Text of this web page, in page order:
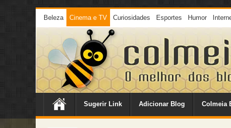
Beleza Cinema e TV Curiosidades Esportes Humor
Sugerir Link Adicionar Blog Colmeia